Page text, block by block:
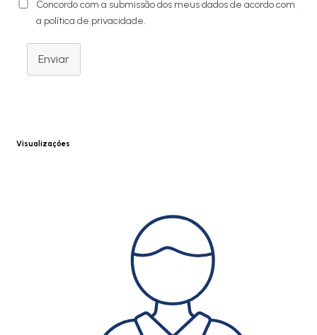
Concordo com a submissão dos meus dados de acordo com
a política de privacidade.
Enviar
Visualizações